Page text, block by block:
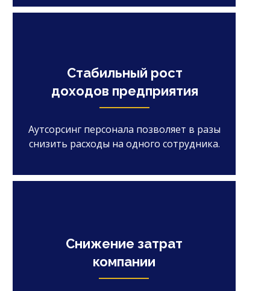
Снижение затрат
компании
Стабильный рост
доходов предприятия
Аутсорсинг персонала позволяет в разы
снизить расходы на одного сотрудника.